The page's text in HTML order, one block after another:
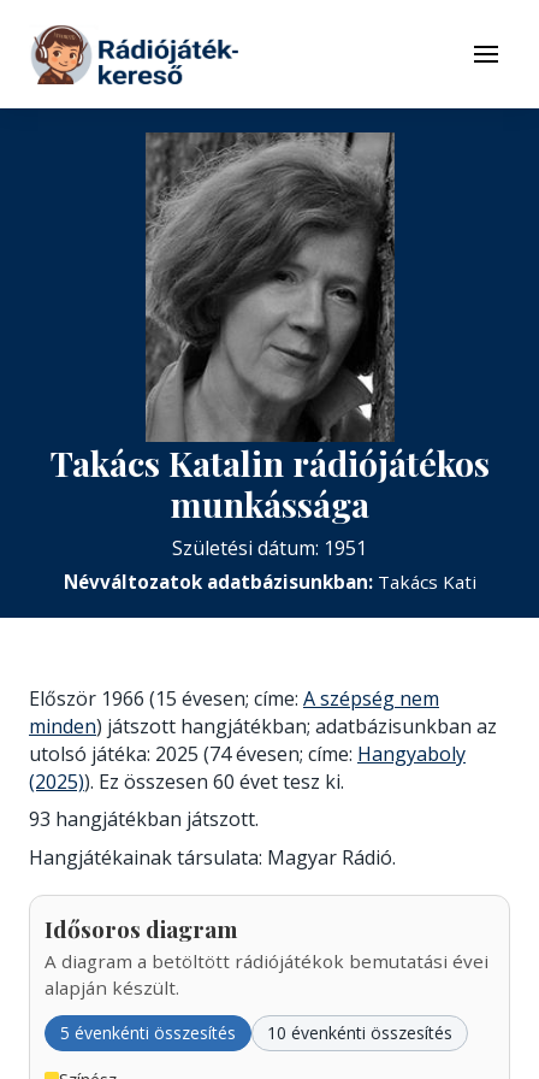
Tovább a tartalomhoz
Menü
Takács Katalin rádiójátékos
munkássága
Születési dátum: 1951
Névváltozatok adatbázisunkban: Takács Kati
Először 1966 (15 évesen; címe: A szépség nem
minden) játszott hangjátékban; adatbázisunkban az
utolsó játéka: 2025 (74 évesen; címe: Hangyaboly
(2025)). Ez összesen 60 évet tesz ki.
93 hangjátékban játszott.
Hangjátékainak társulata: Magyar Rádió.
Idősoros diagram
A diagram a betöltött rádiójátékok bemutatási évei
alapján készült.
5 évenkénti összesítés 10 évenkénti összesítés